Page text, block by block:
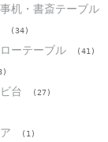
机・書斎テーブル
(34)
ーテーブル (41)
台 (27)
(1)